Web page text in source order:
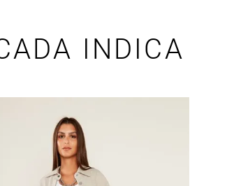
INDICA